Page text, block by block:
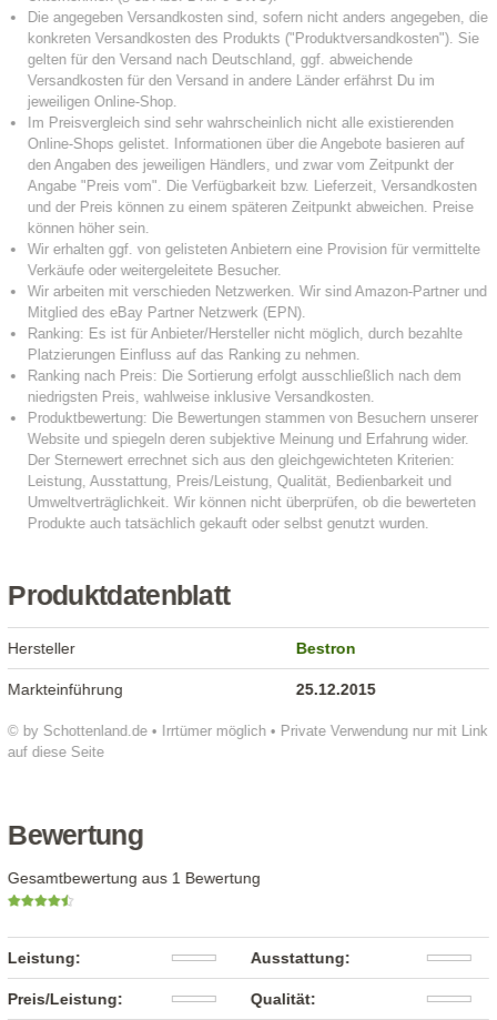
Produktdatenblatt
© by Schottenland.de • Irrtümer möglich • Private Verwendung nur mit Link
auf diese Seite
Hersteller Bestron
Markteinführung 25.12.2015
Bewertung
Gesamtbewertung aus 1 Bewertung
Leistung: Ausstattung:
Preis/Leistung: Qualität: